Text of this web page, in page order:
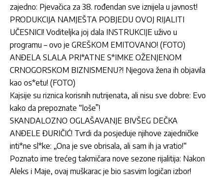
zajedno: Pjevačica za 38. rođendan sve iznijela u javnost!
PRODUKCIJA NAMJEŠTA POBJEDU OVOJ RIJALITI
UČESNICI! Voditeljka joj dala INSTRUKCIJE uživo u
programu – ovo je GREŠKOM EMITOVANO! (FOTO)
ANĐELA SLALA PRI*ATNE S*IMKE OŽENJENOM
CRNOGORSKOM BIZNISMENU?! Njegova žena ih objavila
kao os*etu! (FOTO)
Kajsije su riznica korisnih nutrijenata, ali nisu sve dobre: Evo
kako da prepoznate “loše”!
SKANDALOZNO OGLAŠAVANJE BIVŠEG DEČKA
ANĐELE ĐURIČIĆ! Tvrdi da posjeduje njihove zajedničke
inti*ne sl*ke: „Ona je sve obrisala, ali sam ih ja vratio!“
Poznato ime trećeg takmičara nove sezone rijalitija: Nakon
Aleks i Maje, ovaj muškarac je bio sasvim logičan izbor!